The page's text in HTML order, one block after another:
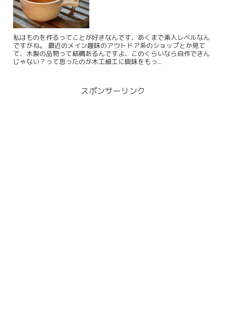
私はものを作るってことが好きなんです、あくまで素人レベルなん
ですがね。 最近のメイン趣味のアウトドア系のショップとか見て
て、木製の品物って結構あるんですよ、このくらいなら自作できん
じゃない？って思ったのが木工細工に興味をもっ...
スポンサーリンク